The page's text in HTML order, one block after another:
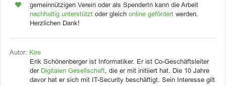
gemeinnützigen Verein oder als SpenderIn kann die Arbeit
nachhaltig unterstützt oder gleich online gefördert werden.
Herzlichen Dank!
Autor: Kire
Erik Schönenberger ist Informatiker. Er ist Co-Geschäftsleiter
der Digitalen Gesellschaft, die er mit initiiert hat. Die 10 Jahre
davor hat er sich mit IT-Security beschäftigt. Sein Interesse gilt